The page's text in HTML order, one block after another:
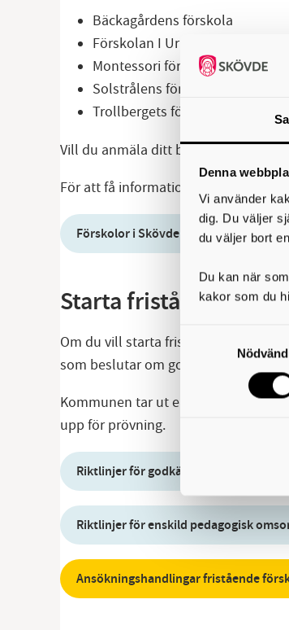
Denna
Vi använder
dig. Du väljer
du väljer bort
Du kan när
kakor som du
Bäckagårdens förskola
Förskolan I Ur och Skur Tuvan
Montessori förskola
Solstrålens förskola,
Trollbergets förskola
Vill du anmäla ditt barn till någon av
För att få information, samt vilka
Förskolor i Skövde kommun
Starta fristående
Om du vill starta fristående förskola
som beslutar om godkännande att
Kommunen tar ut en avgift för
upp för prövning.
Riktlinjer för godkännande, bidrag
Riktlinjer för enskild pedagogisk
Ansökningshandlingar fristående